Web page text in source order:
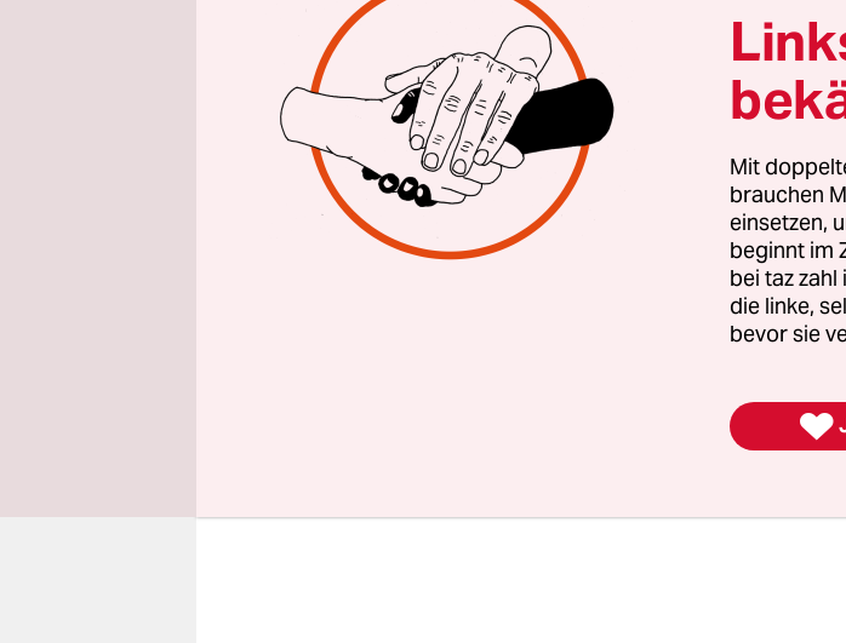
Prozent die extrem rechte AfD
Angriff auf einen Besucher eines
wegen eines Kopfschüttelns über die
Deutschen‘ sehr schwer verletzt
16-jährigen Syrer mit einer
Mann in der Prignitz, „der vor den
zusammengeschlagen wurde,
wurde, ob er aus Berlin komme und
Mit
brauchen
einsetzen,
beginnt im
bei taz
die linke,
bevor sie
